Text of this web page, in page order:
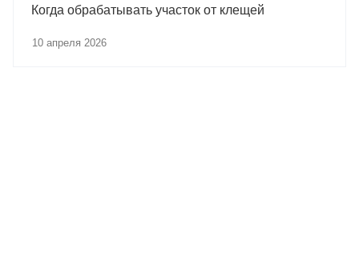
Когда обрабатывать участок от клещей
10 апреля 2026